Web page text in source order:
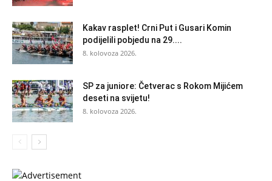
Kakav rasplet! Crni Put i Gusari Komin
podijelili pobjedu na 29....
8. kolovoza 2026.
SP za juniore: Četverac s Rokom Mijićem
deseti na svijetu!
8. kolovoza 2026.